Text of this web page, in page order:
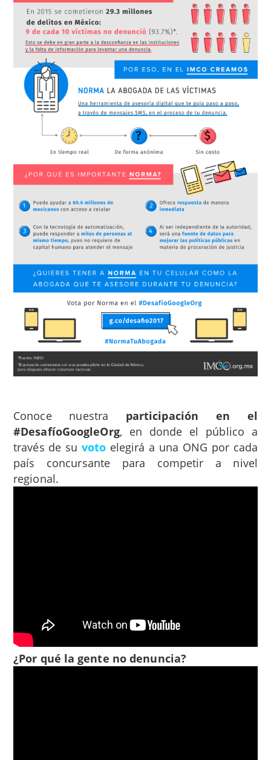
Conoce nuestra participación en el
#DesafíoGoogleOrg, en donde el público a
través de su voto elegirá a una ONG por cada
país concursante para competir a nivel
regional.
¿Por qué la gente no denuncia?